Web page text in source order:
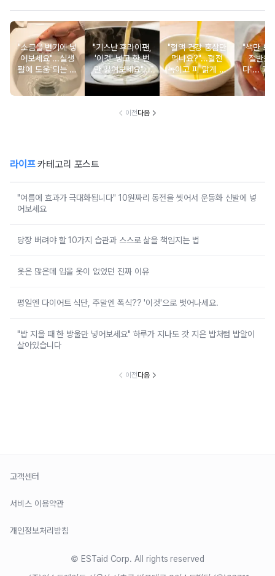
"소금을 변기에 넣
어보세요"...실생
활에 도움 되는 소
금의 희한한 활용
법 6
"기스난 후라이팬,
'이것' 넣고 한 번
만 끓여보세요"...
놀랍게도 새 팬으
"혈액 건강 홍삼만
먹나요?"...혈전
녹이고 피 맑게 하
는 식재료 6가지
"색만 보
절반은
다"... 과
서도 먼
홍시 선
이전다음
라이프카테고리 포스트
"여름에 효과가 극대화됩니다" 10원짜리 동전을 씻어서 운동화 신발에 넣
어보세요
당장 버려야 할 10가지 습관과 스스로 삶을 책임지는 법
옷은 많은데 입을 옷이 없었던 진짜 이유
평일엔 다이어트 식단, 주말엔 폭식?? '이것'으로 벗어나세요.
"밥 지을 때 한 방울만 넣어보세요" 하루가 지나도 갓 지은 밥처럼 밥알이
살아있습니다
이전다음
고객센터
서비스 이용약관
개인정보처리방침
© ESTaid Corp. All rights reserved